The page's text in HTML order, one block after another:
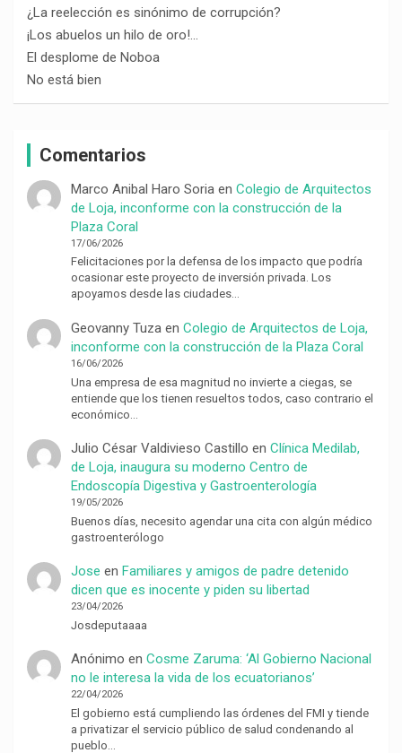
¿La reelección es sinónimo de corrupción?
¡Los abuelos un hilo de oro!…
El desplome de Noboa
No está bien
Comentarios
Marco Anibal Haro Soriaen Colegio de Arquitectos
de Loja, inconforme con la construcción de la
Plaza Coral
17/06/2026
Felicitaciones por la defensa de los impacto que podría
ocasionar este proyecto de inversión privada. Los
apoyamos desde las ciudades…
Geovanny Tuzaen Colegio de Arquitectos de Loja,
inconforme con la construcción de la Plaza Coral
16/06/2026
Una empresa de esa magnitud no invierte a ciegas, se
entiende que los tienen resueltos todos, caso contrario el
económico…
Julio César Valdivieso Castillo en Clínica Medilab,
de Loja, inaugura su moderno Centro de
Endoscopía Digestiva y Gastroenterología
19/05/2026
Buenos días, necesito agendar una cita con algún médico
gastroenterólogo
Jose en Familiares y amigos de padre detenido
dicen que es inocente y piden su libertad
23/04/2026
Josdeputaaaa
Anónimo en Cosme Zaruma: ‘Al Gobierno Nacional
no le interesa la vida de los ecuatorianos’
22/04/2026
El gobierno está cumpliendo las órdenes del FMI y tiende
a privatizar el servicio público de salud condenando al
pueblo…